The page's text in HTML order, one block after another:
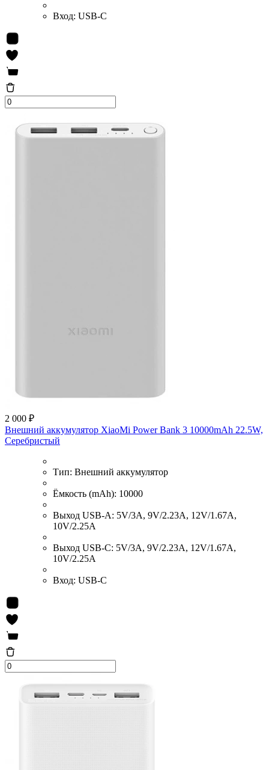
Вход: USB-C
2 000 ₽
Внешний аккумулятор XiaoMi Power Bank 3 10000mAh 22.5W,
Серебристый
Тип: Внешний аккумулятор
Ёмкость (mAh): 10000
Выход USB-A: 5V/3A, 9V/2.23A, 12V/1.67A,
10V/2.25A
Выход USB-C: 5V/3A, 9V/2.23A, 12V/1.67A,
10V/2.25A
Вход: USB-C